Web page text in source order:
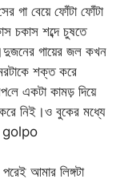
গা বেয়ে ফোঁটা ফোঁটা
চকাস শব্দে চুষতে
গায়ের জল কখন
শক্ত করে
একটা কামড় দিয়ে
নিই।ও বুকের মধ্যে
golpo
আমার লিঙ্গটা